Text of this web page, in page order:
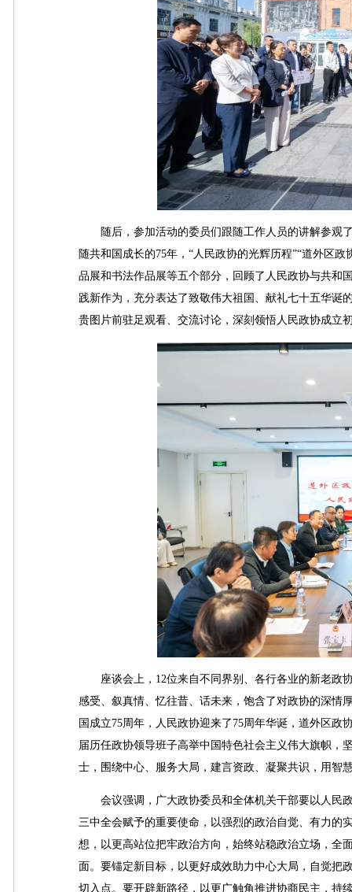
随后，参加活动的委员们跟随工作人员的讲解参观了
随共和国成长的75年，“人民政协的光辉历程”“道外区
品展和书法作品展等五个部分，回顾了人民政协与共和
践新作为，充分表达了致敬伟大祖国、献礼七十五华诞
贵图片前驻足观看、交流讨论，深刻领悟人民政协成立
座谈会上，12位来自不同界别、各行各业的新老政
感受、叙真情、忆往昔、话未来，饱含了对政协的深情
国成立75周年，人民政协迎来了75周年华诞，道外区
届历任政协领导班子高举中国特色社会主义伟大旗帜，
士，围绕中心、服务大局，建言资政、凝聚共识，用智
会议强调，广大政协委员和全体机关干部要以人民政
三中全会赋予的重要使命，以强烈的政治自觉、有力的
想，以更高站位把牢政治方向，始终站稳政治立场，全
面。要锚定新目标，以更好成效助力中心大局，自觉把
切入点。要开辟新路径，以更广触角推进协商民主，持